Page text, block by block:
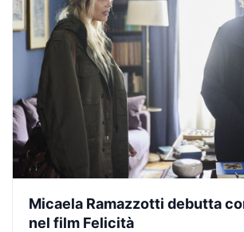
Micaela Ramazzotti debutta
nel film Felicità